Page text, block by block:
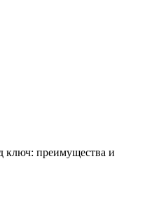
преимущества и